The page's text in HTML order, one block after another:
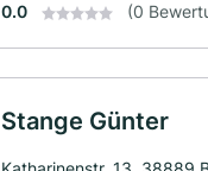
0.0 (0
Stange Günter